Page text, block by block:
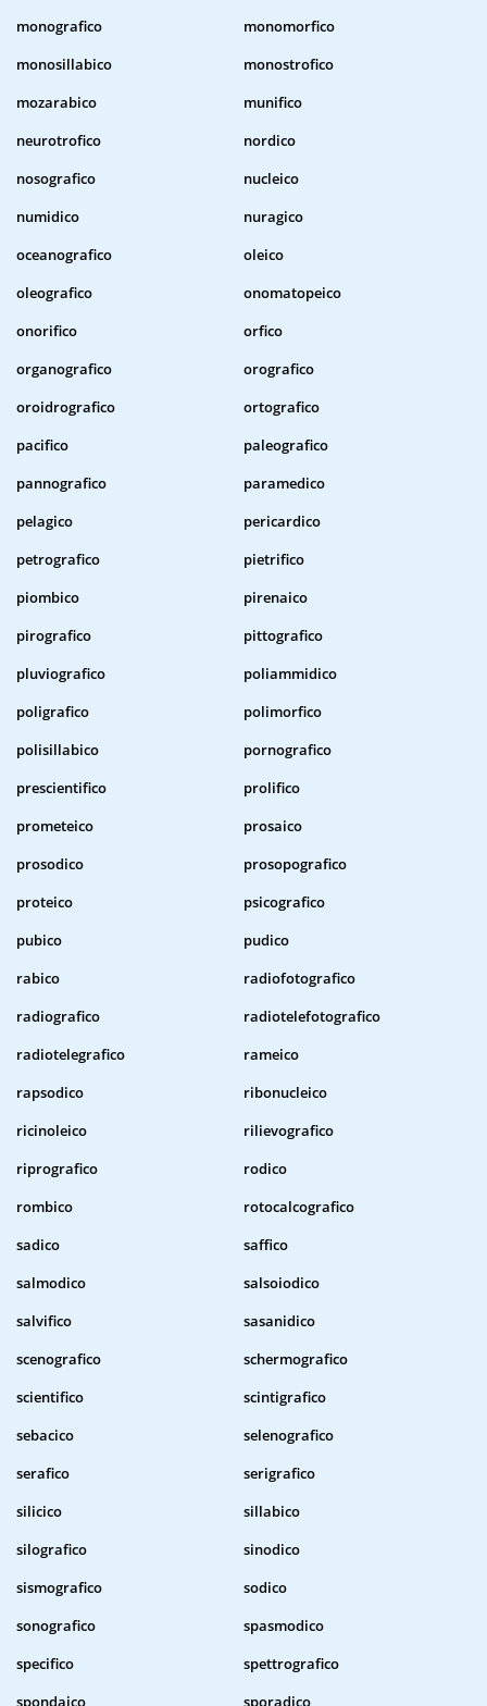
monografico
monomorfico
monosillabico
monostrofico
mozarabico
munifico
neurotrofico
nordico
nosografico
nucleico
numidico
nuragico
oceanografico
oleico
oleografico
onomatopeico
onorifico
orfico
organografico
orografico
oroidrografico
ortografico
pacifico
paleografico
pannografico
paramedico
pelagico
pericardico
petrografico
pietrifico
piombico
pirenaico
pirografico
pittografico
pluviografico
poliammidico
poligrafico
polimorfico
polisillabico
pornografico
prescientifico
prolifico
prometeico
prosaico
prosodico
prosopografico
proteico
psicografico
pubico
pudico
rabico
radiofotografico
radiografico
radiotelefotografico
radiotelegrafico
rameico
rapsodico
ribonucleico
ricinoleico
rilievografico
riprografico
rodico
rombico
rotocalcografico
sadico
saffico
salmodico
salsoiodico
salvifico
sasanidico
scenografico
schermografico
scientifico
scintigrafico
sebacico
selenografico
serafico
serigrafico
silicico
sillabico
silografico
sinodico
sismografico
sodico
sonografico
spasmodico
specifico
spettrografico
spondaico
sporadico